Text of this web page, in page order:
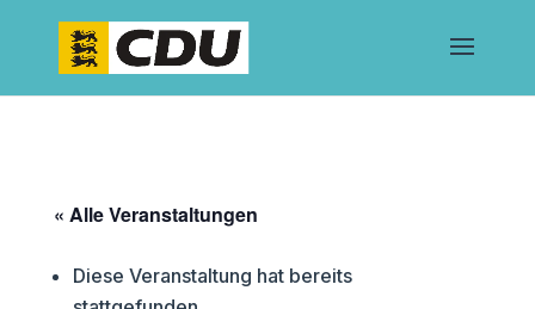
« Alle Veranstaltungen
Diese Veranstaltung hat bereits